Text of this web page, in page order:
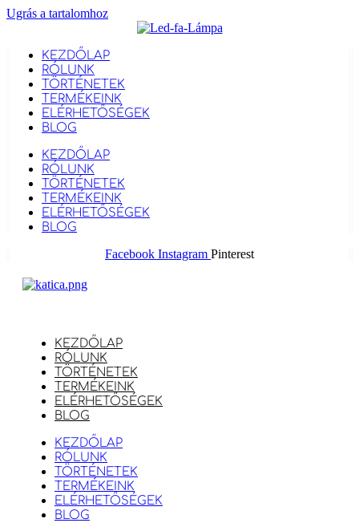
Ugrás a tartalomhoz
KEZDŐLAP
RÓLUNK
TÖRTÉNETEK
TERMÉKEINK
ELÉRHETŐSÉGEK
BLOG
KEZDŐLAP
RÓLUNK
TÖRTÉNETEK
TERMÉKEINK
ELÉRHETŐSÉGEK
BLOG
Facebook Instagram Pinterest
KEZDŐLAP
RÓLUNK
TÖRTÉNETEK
TERMÉKEINK
ELÉRHETŐSÉGEK
BLOG
KEZDŐLAP
RÓLUNK
TÖRTÉNETEK
TERMÉKEINK
ELÉRHETŐSÉGEK
BLOG